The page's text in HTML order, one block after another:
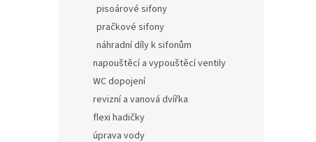
pisoárové sifony
pračkové sifony
náhradní díly k sifonům
napouštěcí a vypouštěcí ventily
WC dopojení
revizní a vanová dvířka
flexi hadičky
úprava vody